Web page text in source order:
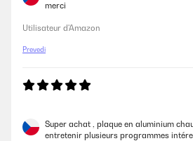
merci
Utilisateur d'Amazon
Prevedi
Super achat , plaque en aluminium
entretenir plusieurs programmes